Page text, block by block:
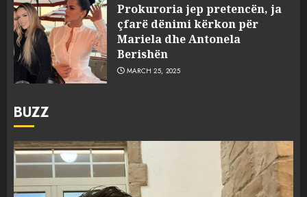
Prokuroria jep pretencën, ja
çfarë dënimi kërkon për
Mariela dhe Antonela
Berishën
MARCH 25, 2025
BUZZ